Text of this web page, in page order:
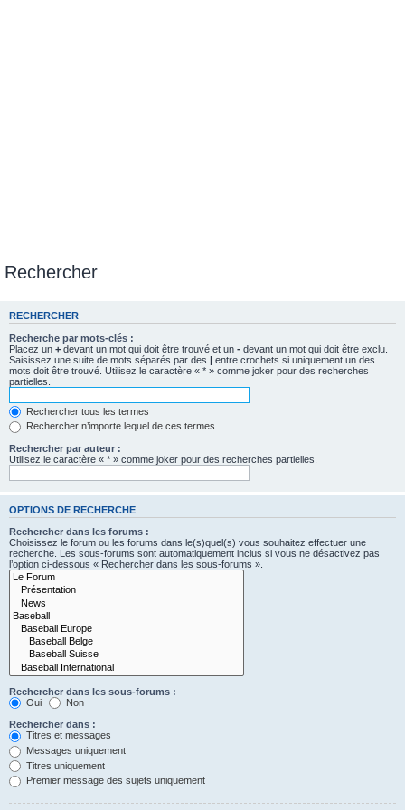
Rechercher
RECHERCHER
Recherche par mots-clés :
Placez un + devant un mot qui doit être trouvé et un - devant un mot qui doit être exclu.
Saisissez une suite de mots séparés par des | entre crochets si uniquement un des
mots doit être trouvé. Utilisez le caractère « * » comme joker pour des recherches
partielles.
Rechercher tous les termes
Rechercher n’importe lequel de ces termes
Rechercher par auteur :
Utilisez le caractère « * » comme joker pour des recherches partielles.
OPTIONS DE RECHERCHE
Rechercher dans les forums :
Choisissez le forum ou les forums dans le(s)quel(s) vous souhaitez effectuer une
recherche. Les sous-forums sont automatiquement inclus si vous ne désactivez pas
l’option ci-dessous « Rechercher dans les sous-forums ».
Rechercher dans les sous-forums :
Oui
Non
Rechercher dans :
Titres et messages
Messages uniquement
Titres uniquement
Premier message des sujets uniquement